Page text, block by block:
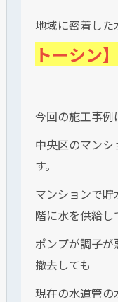
地域に密着した
トーシン】
今回の施工事例
中央区のマン
す。
マンションで
階に水を供給し
ポンプが調子
撤去しても
現在の水道管